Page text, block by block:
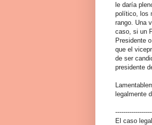
le daría
político, los
rango. Una
caso, si un
Presidente
que el
de ser
presidente
legalmente
El caso